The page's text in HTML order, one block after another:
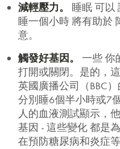
減輕壓力。
睡眠可以
睡一個小時 將有助於
意。
觸發好基因。
一些 你
打開或關閉。是的，
英國廣播公司（BBC
分別睡6個半小時或7
人的血液測試顯示，
基因 - 這些變化都是
在預防糖尿病和炎症